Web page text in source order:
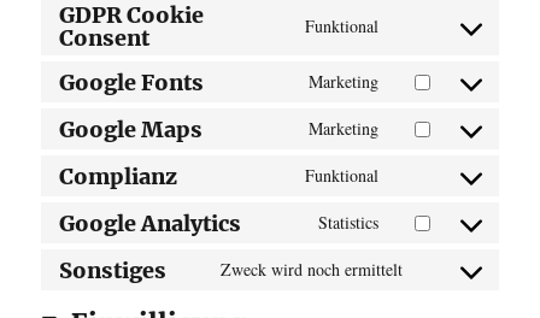
wordfence
wordpress
GDPR Cookie
Consent
Funktional
service
gdpr-
Google Fonts Marketing
Consent
fonts
Google Maps Marketing
Consent
google-
Complianz Funktional
complianz
Google Analytics Statistics
Consent
to
Sonstiges Zweck wird noch ermittelt
Consent